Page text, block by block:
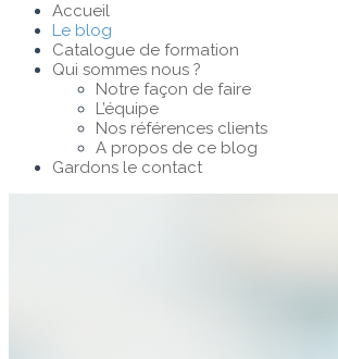
Accueil
Le blog
Catalogue de formation
Qui sommes nous ?
Notre façon de faire
L’équipe
Nos références clients
A propos de ce blog
Gardons le contact